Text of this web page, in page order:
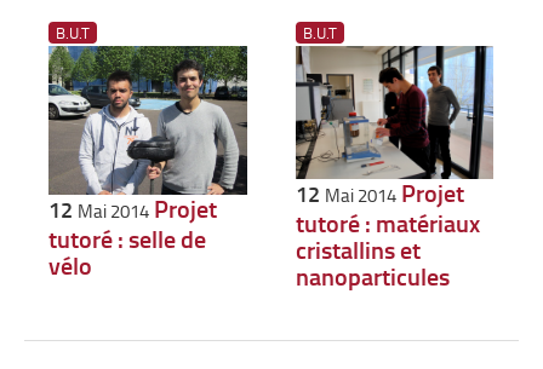
B.U.T
12 Mai 2014 Projet
tutoré : selle de
vélo
B.U.T
12 Mai 2014 Projet
tutoré : matériaux
cristallins et
nanoparticules